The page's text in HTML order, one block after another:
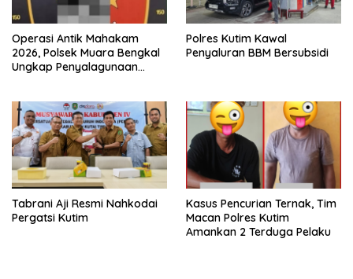
Operasi Antik Mahakam
2026, Polsek Muara Bengkal
Ungkap Penyalagunaan
Polres Kutim Kawal
Penyaluran BBM Bersubsidi
Tabrani Aji Resmi Nahkodai
Pergatsi Kutim
Kasus Pencurian Ternak, Tim
Macan Polres Kutim
Amankan 2 Terduga Pelaku